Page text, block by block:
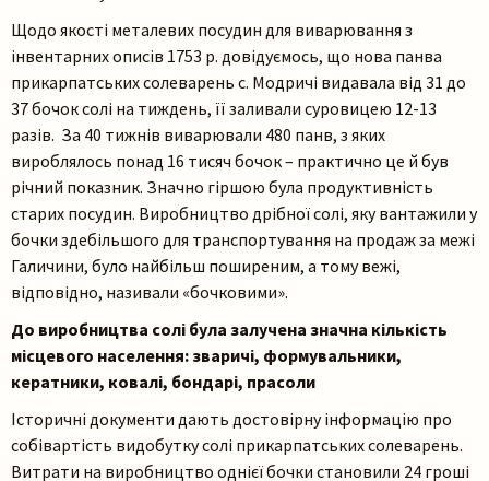
Пошук на сайті
Шукати
Щодо якості металевих посудин для виварювання з
інвентарних описів 1753 р. довідуємось, що нова панва
прикарпатських солеварень с. Модричі видавала від 31 до
37 бочок солі на тиждень, її заливали суровицею 12-13
разів. За 40 тижнів виварювали 480 панв, з яких
вироблялось понад 16 тисяч бочок – практично це й був
річний показник. Значно гіршою була продуктивність
старих посудин. Виробництво дрібної солі, яку вантажили у
бочки здебільшого для транспортування на продаж за межі
Галичини, було найбільш поширеним, а тому вежі,
відповідно, називали «бочковими».
До виробництва солі була залучена значна кількість
місцевого населення: зваричі, формувальники,
кератники, ковалі, бондарі, прасоли
Історичні документи дають достовірну інформацію про
собівартість видобутку солі прикарпатських солеварень.
Витрати на виробництво однієї бочки становили 24 гроші